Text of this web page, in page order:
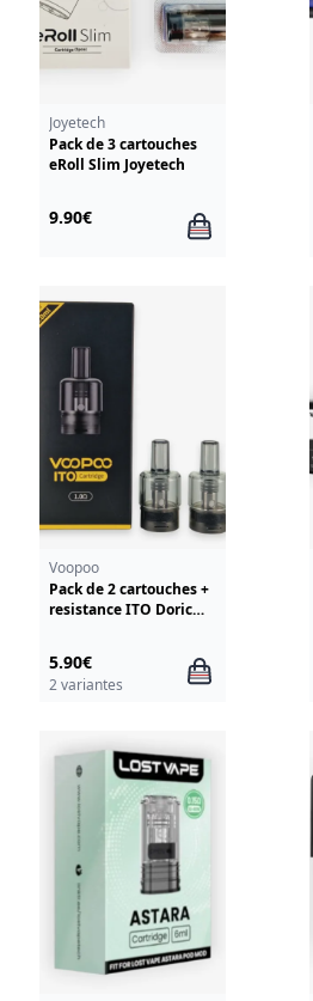
Joyetech
Pack de 3 cartouches
eRoll Slim Joyetech
9.90€
Voopoo
Pack de 2 cartouches +
resistance ITO Doric
5.90€
2 variantes